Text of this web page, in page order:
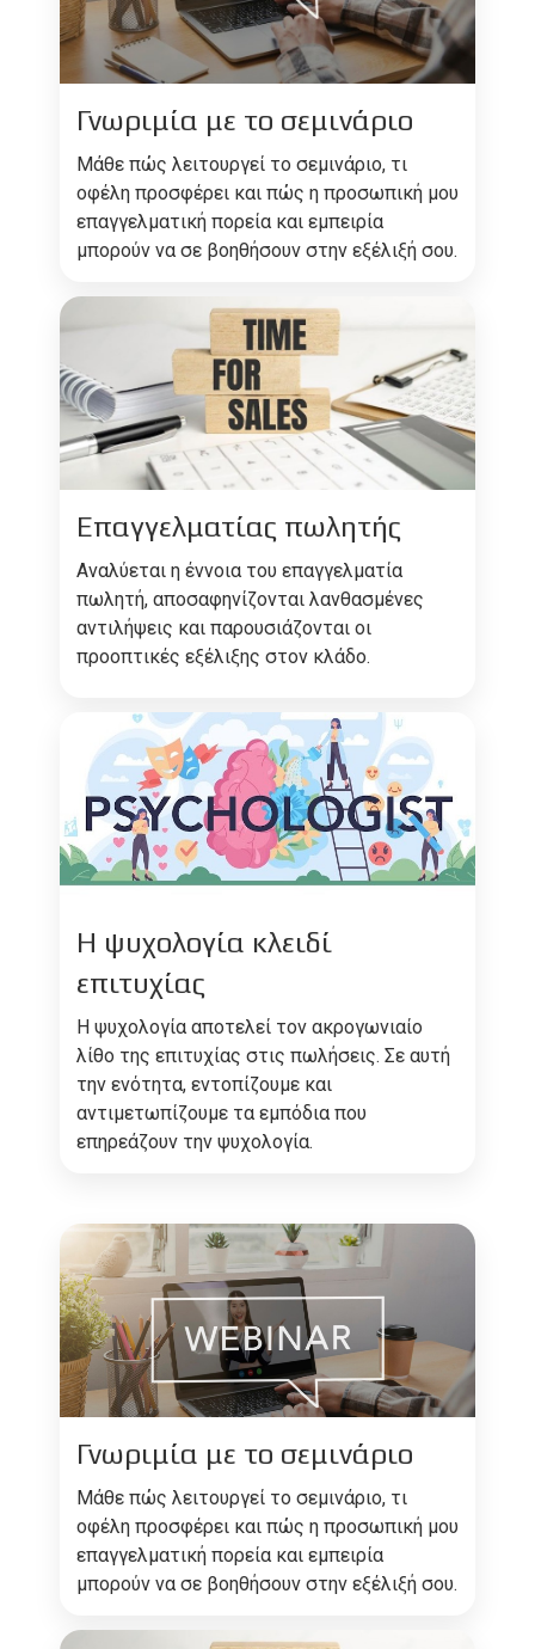
Γνωριμία με το σεμινάριο
Μάθε πώς λειτουργεί το σεμινάριο, τι
οφέλη προσφέρει και πώς η προσωπική μου
επαγγελματική πορεία και εμπειρία
μπορούν να σε βοηθήσουν στην εξέλιξή σου.
Επαγγελματίας πωλητής
Αναλύεται η έννοια του επαγγελματία
πωλητή, αποσαφηνίζονται λανθασμένες
αντιλήψεις και παρουσιάζονται οι
προοπτικές εξέλιξης στον κλάδο.
Η ψυχολογία κλειδί
επιτυχίας
Η ψυχολογία αποτελεί τον ακρογωνιαίο
λίθο της επιτυχίας στις πωλήσεις. Σε αυτή
την ενότητα, εντοπίζουμε και
αντιμετωπίζουμε τα εμπόδια που
επηρεάζουν την ψυχολογία.
Γνωριμία με το σεμινάριο
Μάθε πώς λειτουργεί το σεμινάριο, τι
οφέλη προσφέρει και πώς η προσωπική μου
επαγγελματική πορεία και εμπειρία
μπορούν να σε βοηθήσουν στην εξέλιξή σου.